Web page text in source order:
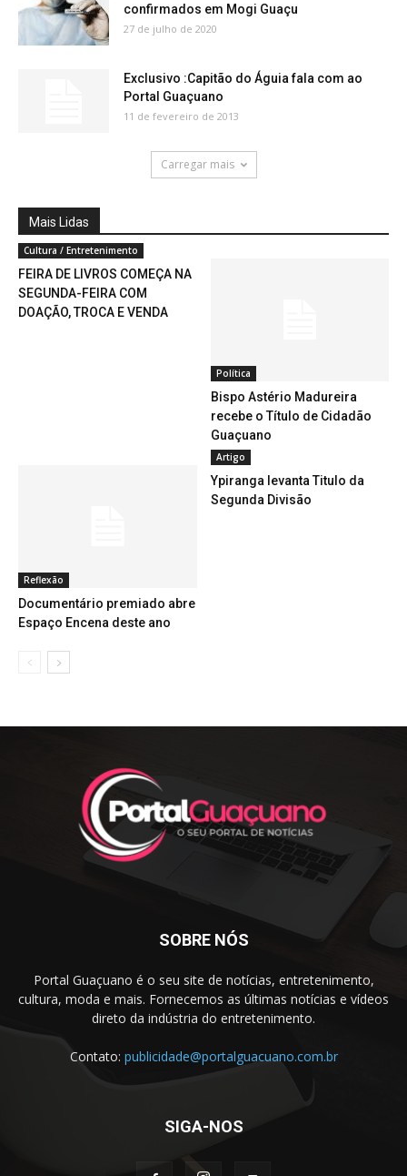
confirmados em Mogi Guaçu
27 de julho de 2020
Exclusivo :Capitão do Águia fala com ao
Portal Guaçuano
11 de fevereiro de 2013
Carregar mais
Mais Lidas
Cultura / Entretenimento
FEIRA DE LIVROS COMEÇA NA
SEGUNDA-FEIRA COM
DOAÇÃO, TROCA E VENDA
Política
Bispo Astério Madureira
recebe o Título de Cidadão
Guaçuano
Reflexão
Documentário premiado abre
Espaço Encena deste ano
Artigo
Ypiranga levanta Titulo da
Segunda Divisão
SOBRE NÓS
Portal Guaçuano é o seu site de notícias, entretenimento,
cultura, moda e mais. Fornecemos as últimas notícias e vídeos
direto da indústria do entretenimento.
Contato: publicidade@portalguacuano.com.br
SIGA-NOS